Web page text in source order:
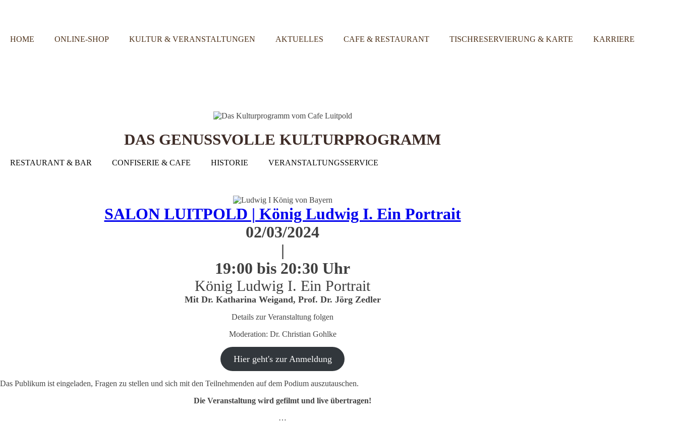
HOME ONLINE-SHOP KULTUR & VERANSTALTUNGEN AKTUELLES CAFE & RESTAURANT TISCHRESERVIERUNG & KARTE KARRIERE
DAS GENUSSVOLLE KULTURPROGRAMM
RESTAURANT & BAR CONFISERIE & CAFE HISTORIE VERANSTALTUNGSSERVICE
SALON LUITPOLD | König Ludwig I. Ein Portrait
02/03/2024
|
19:00 bis 20:30 Uhr
König Ludwig I. Ein Portrait
Mit Dr. Katharina Weigand, Prof. Dr. Jörg Zedler
Details zur Veranstaltung folgen
Moderation: Dr. Christian Gohlke
Hier geht's zur Anmeldung
Das Publikum ist eingeladen, Fragen zu stellen und sich mit den Teilnehmenden auf dem Podium auszutauschen.
Die Veranstaltung wird gefilmt und live übertragen!
…